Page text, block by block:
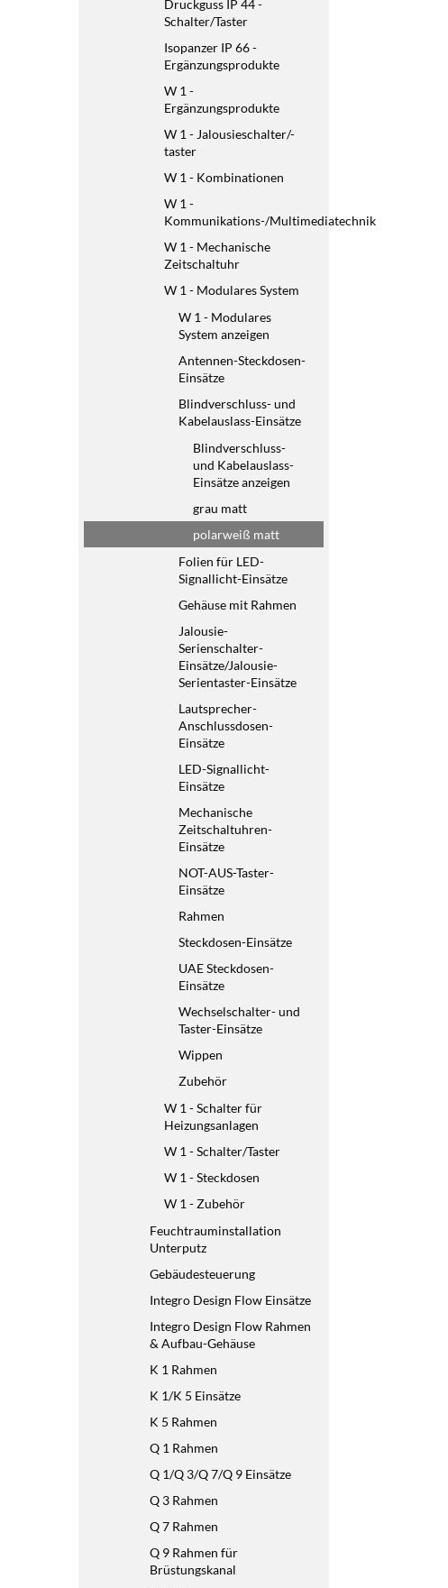
Druckguss IP 44 -
Schalter/Taster
Isopanzer IP 66 -
Ergänzungsprodukte
W 1 -
Ergänzungsprodukte
W 1 - Jalousieschalter/-
taster
W 1 - Kombinationen
W 1 -
Kommunikations-/Multimediatechnik
W 1 - Mechanische
Zeitschaltuhr
W 1 - Modulares System
W 1 - Modulares
System anzeigen
Antennen-Steckdosen-
Einsätze
Blindverschluss- und
Kabelauslass-Einsätze
Blindverschluss-
und Kabelauslass-
Einsätze anzeigen
grau matt
polarweiß matt
Folien für LED-
Signallicht-Einsätze
Gehäuse mit Rahmen
Jalousie-
Serienschalter-
Einsätze/Jalousie-
Serientaster-Einsätze
Lautsprecher-
Anschlussdosen-
Einsätze
LED-Signallicht-
Einsätze
Mechanische
Zeitschaltuhren-
Einsätze
NOT-AUS-Taster-
Einsätze
Rahmen
Steckdosen-Einsätze
UAE Steckdosen-
Einsätze
Wechselschalter- und
Taster-Einsätze
Wippen
Zubehör
W 1 - Schalter für
Heizungsanlagen
W 1 - Schalter/Taster
W 1 - Steckdosen
W 1 - Zubehör
Feuchtrauminstallation
Unterputz
Gebäudesteuerung
Integro Design Flow Einsätze
Integro Design Flow Rahmen
& Aufbau-Gehäuse
K 1 Rahmen
K 1/K 5 Einsätze
K 5 Rahmen
Q 1 Rahmen
Q 1/Q 3/Q 7/Q 9 Einsätze
Q 3 Rahmen
Q 7 Rahmen
Q 9 Rahmen für
Brüstungskanal